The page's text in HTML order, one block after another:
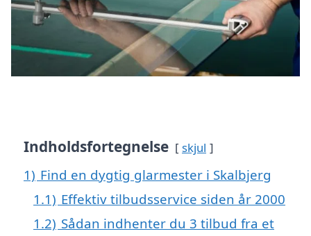
Indholdsfortegnelse skjul
1) Find en dygtig glarmester i Skalbjerg
1.1) Effektiv tilbudsservice siden år 2000
1.2) Sådan indhenter du 3 tilbud fra et